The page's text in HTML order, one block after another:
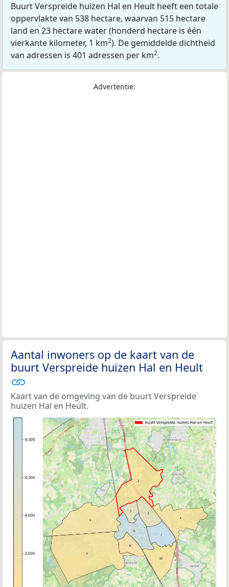
Buurt Verspreide huizen Hal en Heult heeft een totale
oppervlakte van 538 hectare, waarvan 515 hectare
land en 23 hectare water (honderd hectare is één
vierkante kilometer, 1 km2). De gemiddelde dichtheid
van adressen is 401 adressen per km2.
Advertentie:
Aantal inwoners op de kaart van de
buurt Verspreide huizen Hal en Heult
Kaart van de omgeving van de buurt Verspreide
huizen Hal en Heult.